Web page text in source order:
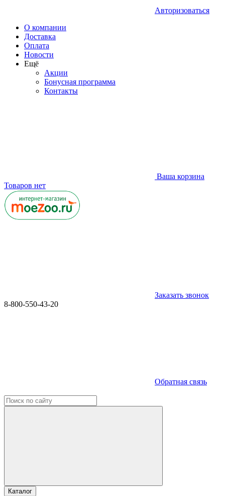
Авторизоваться
О компании
Доставка
Оплата
Новости
Ещё
Акции
Бонусная программа
Контакты
Ваша корзина
Товаров нет
Заказать звонок
8-800-550-43-20
Обратная связь
Каталог